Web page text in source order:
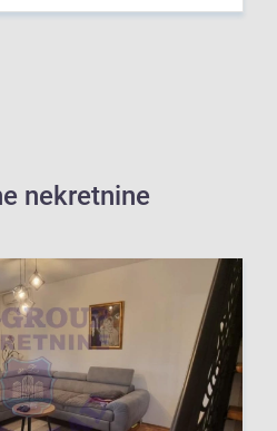
nekretnine